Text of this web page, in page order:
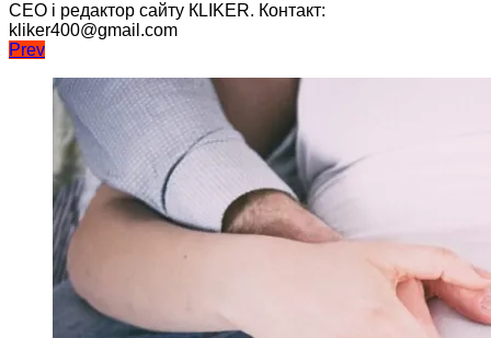
CEO і редактор сайту КLIKER. Контакт:
kliker400@gmail.com
Навігація
записів
Prev